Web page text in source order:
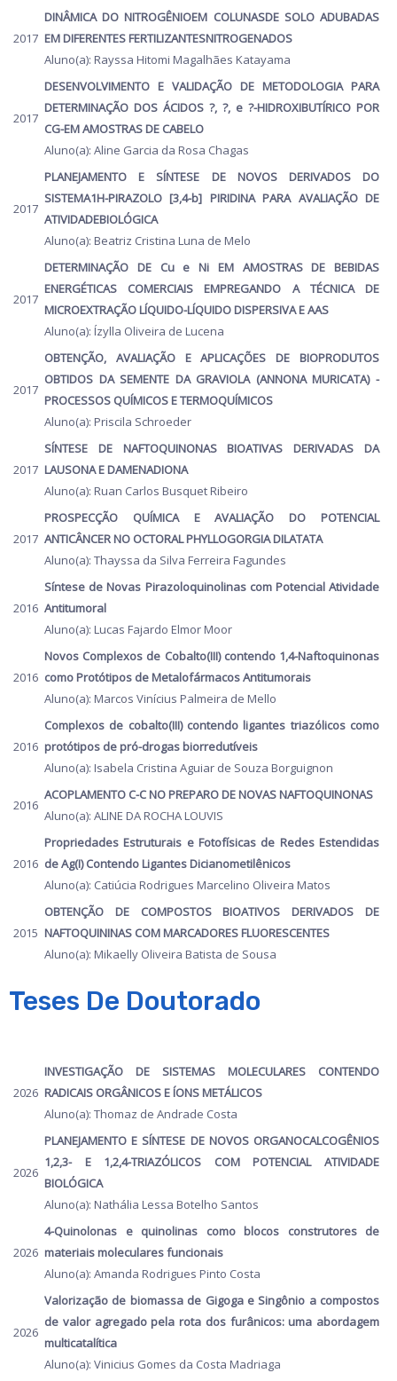
2017
DINÂMICA DO NITROGÊNIOEM COLUNASDE SOLO ADUBADAS
EM DIFERENTES FERTILIZANTESNITROGENADOS
Aluno(a): Rayssa Hitomi Magalhães Katayama
2017
DESENVOLVIMENTO E VALIDAÇÃO DE METODOLOGIA PARA
DETERMINAÇÃO DOS ÁCIDOS ?, ?, e ?-HIDROXIBUTÍRICO POR
CG-EM AMOSTRAS DE CABELO
Aluno(a): Aline Garcia da Rosa Chagas
2017
PLANEJAMENTO E SÍNTESE DE NOVOS DERIVADOS DO
SISTEMA1H-PIRAZOLO [3,4-b] PIRIDINA PARA AVALIAÇÃO DE
ATIVIDADEBIOLÓGICA
Aluno(a): Beatriz Cristina Luna de Melo
2017
DETERMINAÇÃO DE Cu e Ni EM AMOSTRAS DE BEBIDAS
ENERGÉTICAS COMERCIAIS EMPREGANDO A TÉCNICA DE
MICROEXTRAÇÃO LÍQUIDO-LÍQUIDO DISPERSIVA E AAS
Aluno(a): Ízylla Oliveira de Lucena
2017
OBTENÇÃO, AVALIAÇÃO E APLICAÇÕES DE BIOPRODUTOS
OBTIDOS DA SEMENTE DA GRAVIOLA (ANNONA MURICATA) -
PROCESSOS QUÍMICOS E TERMOQUÍMICOS
Aluno(a): Priscila Schroeder
2017
SÍNTESE DE NAFTOQUINONAS BIOATIVAS DERIVADAS DA
LAUSONA E DAMENADIONA
Aluno(a): Ruan Carlos Busquet Ribeiro
2017
PROSPECÇÃO QUÍMICA E AVALIAÇÃO DO POTENCIAL
ANTICÂNCER NO OCTORAL PHYLLOGORGIA DILATATA
Aluno(a): Thayssa da Silva Ferreira Fagundes
2016
Síntese de Novas Pirazoloquinolinas com Potencial Atividade
Antitumoral
Aluno(a): Lucas Fajardo Elmor Moor
2016
Novos Complexos de Cobalto(III) contendo 1,4-Naftoquinonas
como Protótipos de Metalofármacos Antitumorais
Aluno(a): Marcos Vinícius Palmeira de Mello
2016
Complexos de cobalto(III) contendo ligantes triazólicos como
protótipos de pró-drogas biorredutíveis
Aluno(a): Isabela Cristina Aguiar de Souza Borguignon
2016
ACOPLAMENTO C-C NO PREPARO DE NOVAS NAFTOQUINONAS
Aluno(a): ALINE DA ROCHA LOUVIS
2016
Propriedades Estruturais e Fotofísicas de Redes Estendidas
de Ag(I) Contendo Ligantes Dicianometilênicos
Aluno(a): Catiúcia Rodrigues Marcelino Oliveira Matos
2015
OBTENÇÃO DE COMPOSTOS BIOATIVOS DERIVADOS DE
NAFTOQUININAS COM MARCADORES FLUORESCENTES
Aluno(a): Mikaelly Oliveira Batista de Sousa
Teses De Doutorado
2026
INVESTIGAÇÃO DE SISTEMAS MOLECULARES CONTENDO
RADICAIS ORGÂNICOS E ÍONS METÁLICOS
Aluno(a): Thomaz de Andrade Costa
2026
PLANEJAMENTO E SÍNTESE DE NOVOS ORGANOCALCOGÊNIOS
1,2,3- E 1,2,4-TRIAZÓLICOS COM POTENCIAL ATIVIDADE
BIOLÓGICA
Aluno(a): Nathália Lessa Botelho Santos
2026
4-Quinolonas e quinolinas como blocos construtores de
materiais moleculares funcionais
Aluno(a): Amanda Rodrigues Pinto Costa
2026
Valorização de biomassa de Gigoga e Singônio a compostos
de valor agregado pela rota dos furânicos: uma abordagem
multicatalítica
Aluno(a): Vinicius Gomes da Costa Madriaga